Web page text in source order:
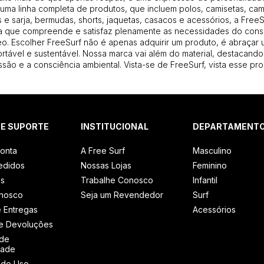
linha completa de produtos, que incluem polos, camisetas,
e sarja, bermudas, shorts, jaquetas, casacos e acessórios, a
que compreende e satisfaz plenamente as necessidades do
Escolher FreeSurf não é apenas adquirir um produto, é abraçar
e sustentável. Nossa marca vai além do material,
e a consciência ambiental. Vista-se de FreeSurf, vista esse
SUPORTE
Entregas
Devoluções
INSTITUCIONAL
A Free Surf
Nossas Lojas
Trabalhe Conosco
Seja um Revendedor
Masculino
Feminino
Infantil
Surf
Acessórios